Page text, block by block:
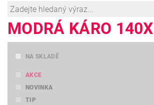
MODRÁ KÁRO
NA SKLADĚ
AKCE
NOVINKA
TIP